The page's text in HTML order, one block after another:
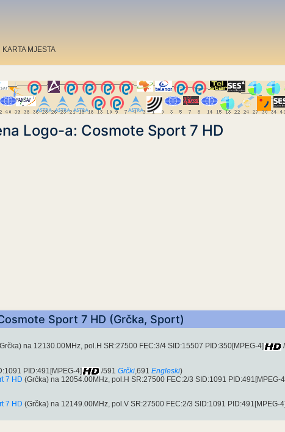
KARTA MJESTA
Logo-a: Cosmote Sport 7 HD
Sport 7 HD (Grčka, Sport)
na 12130.00MHz, pol.H SR:27500 FEC:3/4 SID:15507 PID:350[MPEG-4]
PID:491[MPEG-4] /591 Grčki ,691 Engleski)
7 HD (Grčka) na 12054.00MHz, pol.H SR:27500 FEC:2/3 SID:1091 PID:491[MPEG-
7 HD (Grčka) na 12149.00MHz, pol.V SR:27500 FEC:2/3 SID:1091 PID:491[MPEG-4]